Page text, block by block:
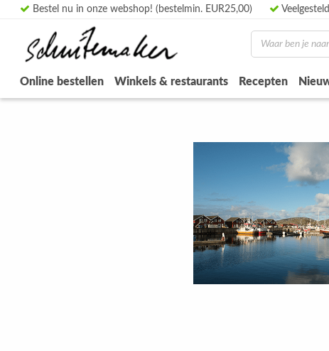
Bestel nu in onze webshop! (bestelmin. EUR25,00)
Online bestellen Winkels & restaurants Recepten